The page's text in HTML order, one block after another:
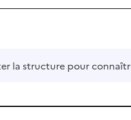
la structure pour